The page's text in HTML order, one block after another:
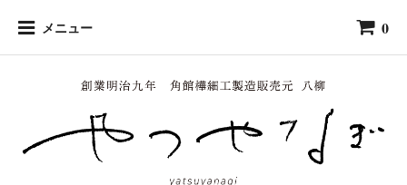
メニュー 0